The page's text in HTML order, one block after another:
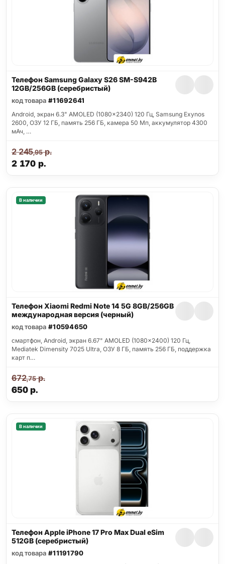
Телефон Samsung Galaxy S26 SM-S942B
12GB/256GB (серебристый)
код товара #11692641
Android, экран 6.3" AMOLED (1080x2340) 120 Гц, Samsung Exynos
2600, ОЗУ 12 ГБ, память 256 ГБ, камера 50 Мп, аккумулятор 4300
мАч, …
2 170 р.
2 245,95р.
В наличии
Телефон Xiaomi Redmi Note 14 5G 8GB/256GB
международная версия (черный)
код товара #10594650
смартфон, Android, экран 6.67" AMOLED (1080x2400) 120 Гц,
Mediatek Dimensity 7025 Ultra, ОЗУ 8 ГБ, память 256 ГБ, поддержка
карт п…
650р.
672,75р.
В наличии
Телефон Apple iPhone 17 Pro Max Dual eSim
512GB (серебристый)
код товара #11191790